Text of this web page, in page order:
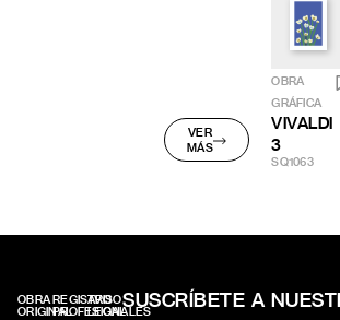
VER
MÁS
OBRA
GRÁFICA
VIVALDI
3
SQ1063
OBRA
ORIGINAL
REGISTRO
PROFESIONALES
AVISO
LEGAL
SUSCRÍBETE A